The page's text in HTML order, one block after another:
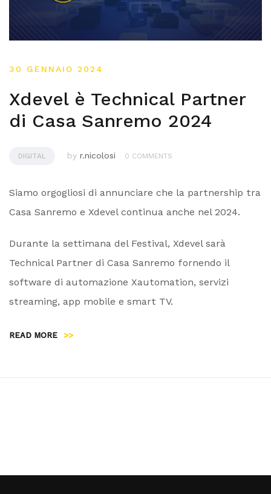
30 GENNAIO 2024
Xdevel è Technical Partner
di Casa Sanremo 2024
DIGITAL by r.nicolosi 0 COMMENTS
Siamo orgogliosi di annunciare che la partnership tra
Casa Sanremo e Xdevel continua anche nel 2024.
Durante la settimana del Festival, Xdevel sarà
Technical Partner di Casa Sanremo fornendo il
software di automazione Xautomation, servizi
streaming, app mobile e smart TV.
READ MORE >>